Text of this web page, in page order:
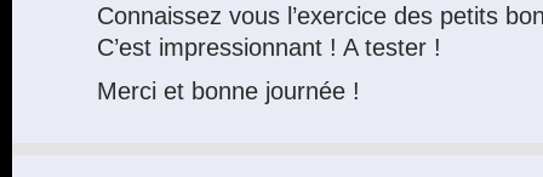
Connaissez vous l’exercice des petits
C’est impressionnant ! A tester !
Merci et bonne journée !